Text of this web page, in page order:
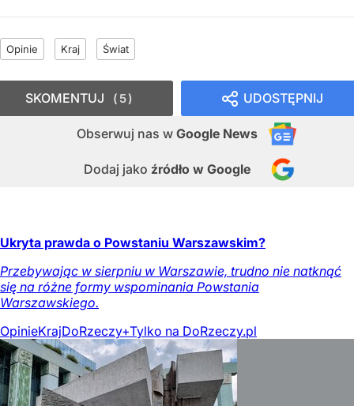
Opinie Kraj Świat
UDOSTĘPNIJ
Obserwuj nas w Google News
Dodaj jako źródło w Google
SKOMENTUJ 5
Ukryta prawda o Powstaniu Warszawskim?
Przebywając w sierpniu w Warszawie, trudno nie natknąć
się na różne formy wspominania Powstania
Warszawskiego.
OpinieKrajDoRzeczy+Tylko na DoRzeczy.pl